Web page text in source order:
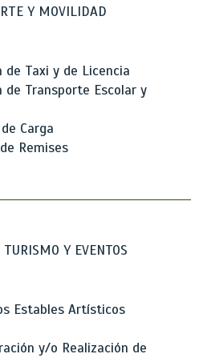
Y MOVILIDAD
Taxi y de Licencia
de Transporte Escolar y
Carga
Remises
TURISMO Y EVENTOS
Estables Artísticos
y/o Realización de